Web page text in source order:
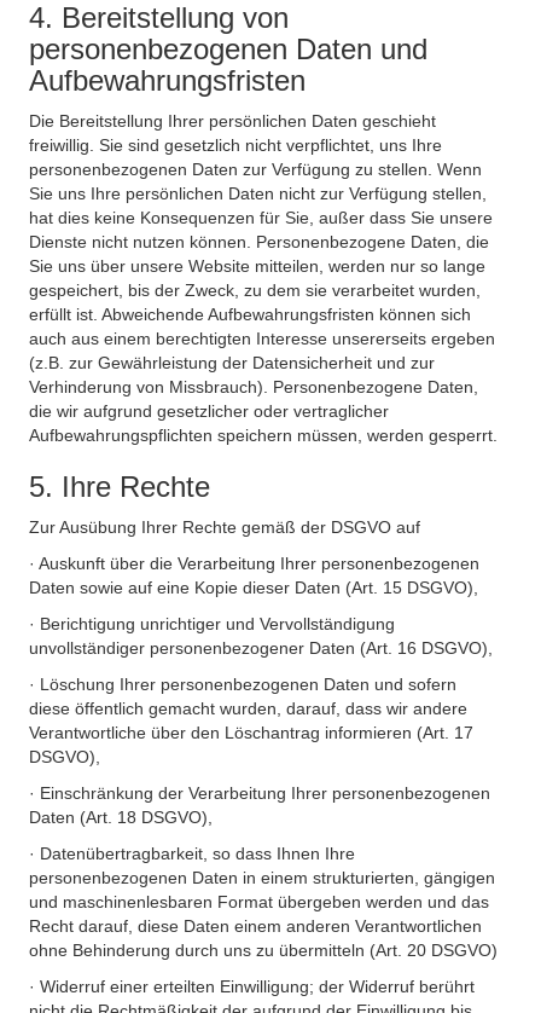
4. Bereitstellung von
personenbezogenen Daten und
Aufbewahrungsfristen
Die Bereitstellung Ihrer persönlichen Daten geschieht
freiwillig. Sie sind gesetzlich nicht verpflichtet, uns Ihre
personenbezogenen Daten zur Verfügung zu stellen. Wenn
Sie uns Ihre persönlichen Daten nicht zur Verfügung stellen,
hat dies keine Konsequenzen für Sie, außer dass Sie unsere
Dienste nicht nutzen können. Personenbezogene Daten, die
Sie uns über unsere Website mitteilen, werden nur so lange
gespeichert, bis der Zweck, zu dem sie verarbeitet wurden,
erfüllt ist. Abweichende Aufbewahrungsfristen können sich
auch aus einem berechtigten Interesse unsererseits ergeben
(z.B. zur Gewährleistung der Datensicherheit und zur
Verhinderung von Missbrauch). Personenbezogene Daten,
die wir aufgrund gesetzlicher oder vertraglicher
Aufbewahrungspflichten speichern müssen, werden gesperrt.
5. Ihre Rechte
Zur Ausübung Ihrer Rechte gemäß der DSGVO auf
· Auskunft über die Verarbeitung Ihrer personenbezogenen
Daten sowie auf eine Kopie dieser Daten (Art. 15 DSGVO),
· Berichtigung unrichtiger und Vervollständigung
unvollständiger personenbezogener Daten (Art. 16 DSGVO),
· Löschung Ihrer personenbezogenen Daten und sofern
diese öffentlich gemacht wurden, darauf, dass wir andere
Verantwortliche über den Löschantrag informieren (Art. 17
DSGVO),
· Einschränkung der Verarbeitung Ihrer personenbezogenen
Daten (Art. 18 DSGVO),
· Datenübertragbarkeit, so dass Ihnen Ihre
personenbezogenen Daten in einem strukturierten, gängigen
und maschinenlesbaren Format übergeben werden und das
Recht darauf, diese Daten einem anderen Verantwortlichen
ohne Behinderung durch uns zu übermitteln (Art. 20 DSGVO)
· Widerruf einer erteilten Einwilligung; der Widerruf berührt